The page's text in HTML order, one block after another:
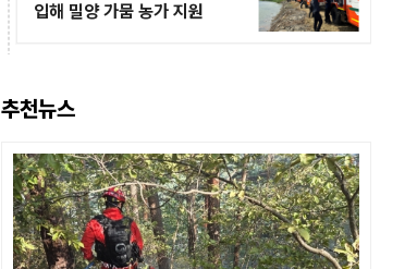
입해 밀양 가뭄 농가 지원
추천뉴스